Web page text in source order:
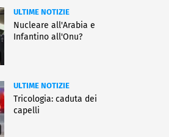
ULTIME NOTIZIE
Nucleare all'Arabia e
Infantino all'Onu?
ULTIME NOTIZIE
Tricologia: caduta dei
capelli